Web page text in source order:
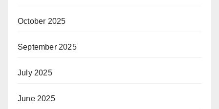
October 2025
September 2025
July 2025
June 2025